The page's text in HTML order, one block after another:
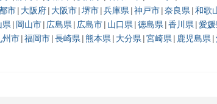
市 大阪府 大阪市 堺市 兵庫県 神戸市 奈良県 和歌
県 岡山市 広島県 広島市 山口県 徳島県 香川県 愛媛
州市 福岡市 長崎県 熊本県 大分県 宮崎県 鹿児島県